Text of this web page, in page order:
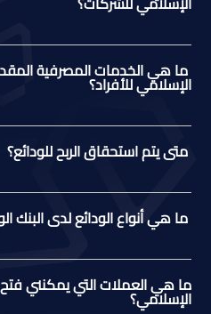
ما هي الخدمات المصرفية
الإسلامي للأفراد؟
متى يتم استحقاق الربح للودائع؟
ما هي أنواع الودائع لدى البنك
ما هي العملات التي يمكنني
الإسلامي؟